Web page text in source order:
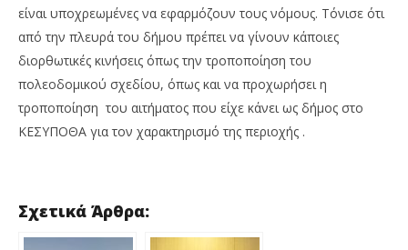
είναι υποχρεωμένες να εφαρμόζουν τους νόμους. Τόνισε ότι
από την πλευρά του δήμου πρέπει να γίνουν κάποιες
διορθωτικές κινήσεις όπως την τροποποίηση του
πολεοδομικού σχεδίου, όπως και να προχωρήσει η
τροποποίηση του αιτήματος που είχε κάνει ως δήμος στο
ΚΕΣΥΠΟΘΑ για τον χαρακτηρισμό της περιοχής .
Σχετικά Άρθρα: